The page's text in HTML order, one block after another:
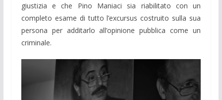
giustizia e che Pino Maniaci sia riabilitato con un
completo esame di tutto l’excursus costruito sulla sua
persona per additarlo all’opinione pubblica come un
criminale.